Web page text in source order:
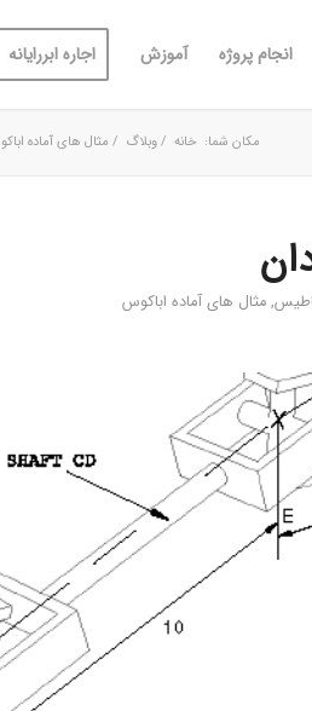
انجام پروژه آموزش اجاره ابررایانه
مکان شما: خانه /وبلاگ / مثال های آماده
,مثال های آماده اباکوس